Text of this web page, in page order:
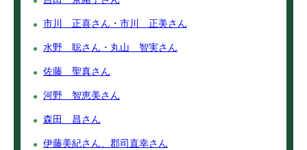
市川 正喜さん・市川 正美さん
水野 聡さん・丸山 智実さん
佐藤 聖真さん
河野 智恵美さん
森田 昌さん
伊藤美紀さん、郡司直幸さん